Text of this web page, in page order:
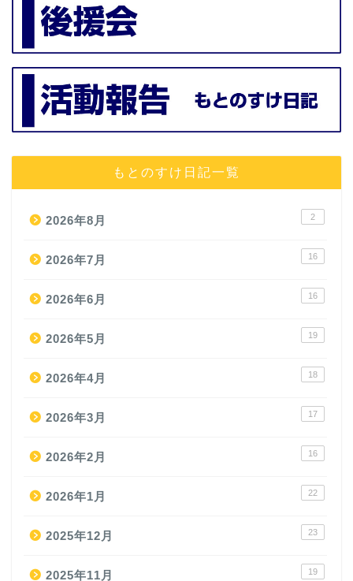
もとのすけ日記一覧
2026年8月 2
2026年7月 16
2026年6月 16
2026年5月 19
2026年4月 18
2026年3月 17
2026年2月 16
2026年1月 22
2025年12月 23
2025年11月 19